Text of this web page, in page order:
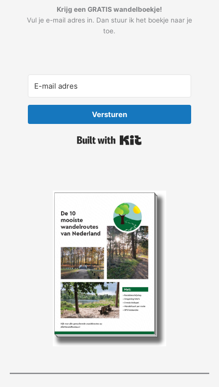
Krijg een GRATIS wandelboekje!
Vul je e-mail adres in. Dan stuur ik het boekje naar je
toe.
Versturen